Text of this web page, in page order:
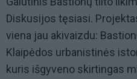
Diskusijos tęsiasi.
viena jau akivaizdu:
Klaipėdos urbanistinės
kuris išgyveno skirtingas